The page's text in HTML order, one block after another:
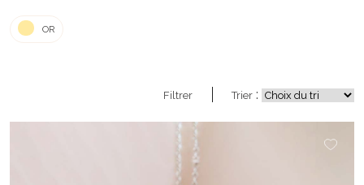
mères. Nos bolas pour filles sont disponibles en plusieurs tailles, styles
et coloris. Choisissez le vôtre sans plus attendre pour bercer votre petite
Filtrer Trier :
OR